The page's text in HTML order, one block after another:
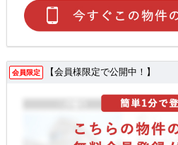
会員限定 【会員様限定で公開中！】